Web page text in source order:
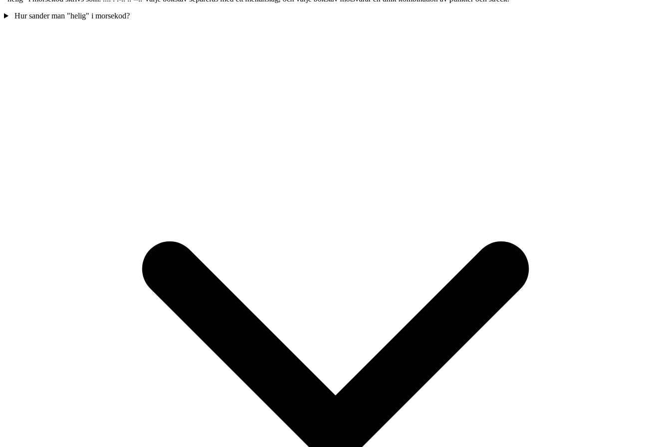
Hur sander man "helig" i morsekod?